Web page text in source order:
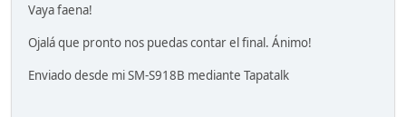
Vaya faena!
Ojalá que pronto nos puedas contar el final. Ánimo!
Enviado desde mi SM-S918B mediante Tapatalk